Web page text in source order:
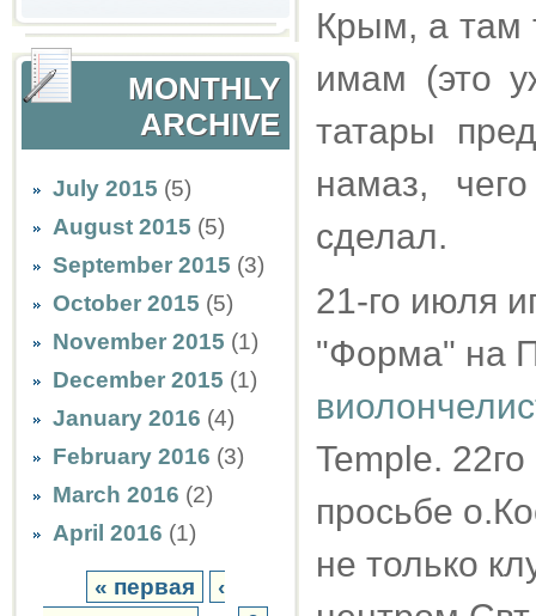
MONTHLY
ARCHIVE
July 2015 (5)
August 2015 (5)
September 2015 (3)
October 2015 (5)
November 2015 (1)
December 2015 (1)
January 2016 (4)
February 2016 (3)
March 2016 (2)
April 2016 (1)
« первая
‹
Крым, а там
имам (это
татары
намаз,
сделал.
21-го июля
"Форма" на
Temple. 22го
просьбе
не только